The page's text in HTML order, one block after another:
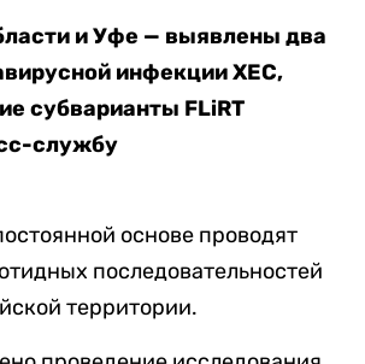
и Уфе — выявлены два
инфекции XEC,
субварианты FLiRT
службу
основе проводят
последовательностей
территории.